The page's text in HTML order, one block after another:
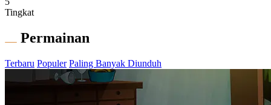
Tingkat
Permainan
Terbaru Populer Paling Banyak Diunduh